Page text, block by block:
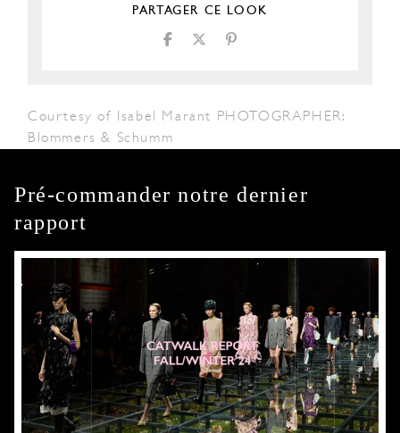
PARTAGER CE LOOK
Courtesy of Isabel Marant PHOTOGRAPHER:
Blommers & Schumm
Pré-commander notre dernier
rapport